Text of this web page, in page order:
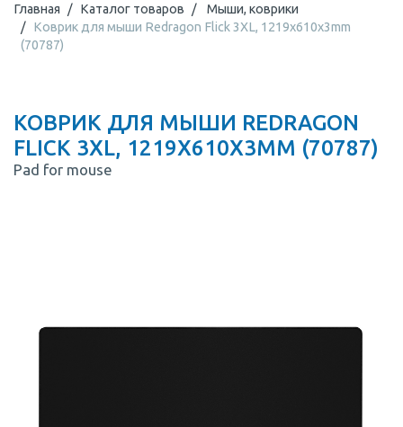
Главная Каталог товаров
Мыши, коврики
Коврик для мыши Redragon Flick 3XL, 1219х610х3mm
(70787)
КОВРИК ДЛЯ МЫШИ REDRAGON
FLICK 3XL, 1219Х610Х3MM (70787)
Pad for mouse